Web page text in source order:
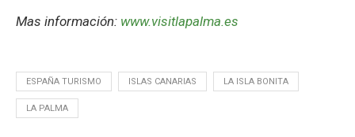
Mas información: www.visitlapalma.es
ESPAÑA TURISMO ISLAS CANARIAS LA ISLA BONITA
LA PALMA